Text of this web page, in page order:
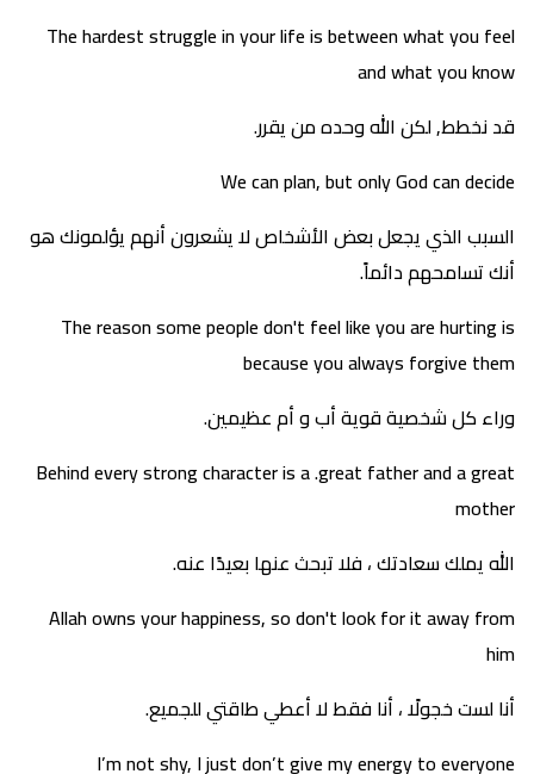
The hardest struggle in your life is between what you feel
and what you know
قد نخطط, لكن الله وحده من يقرر.
We can plan, but only God can decide
السبب الذي يجعل بعض الأشخاص لا يشعرون أنهم يؤلمونك هو
أنك تسامحهم دائماً.
The reason some people don't feel like you are hurting is
because you always forgive them
وراء كل شخصية قوية أب و أم عظيمين.
Behind every strong character is a .great father and a great
mother
الله يملك سعادتك ، فلا تبحث عنها بعيدًا عنه.
Allah owns your happiness, so don't look for it away from
him
أنا لست خجولًا ، أنا فقط لا أعطي طاقتي للجميع.
I’m not shy, I just don’t give my energy to everyone